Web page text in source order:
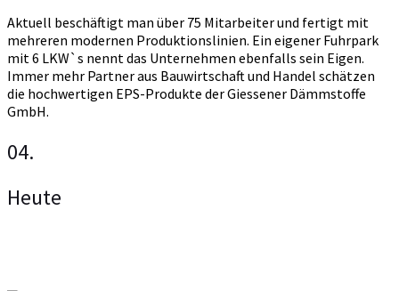
Aktuell beschäftigt man über 75 Mitarbeiter und fertigt mit
mehreren modernen Produktionslinien. Ein eigener Fuhrpark
mit 6 LKW`s nennt das Unternehmen ebenfalls sein Eigen.
Immer mehr Partner aus Bauwirtschaft und Handel schätzen
die hochwertigen EPS-Produkte der Giessener Dämmstoffe
GmbH.
04.
Heute